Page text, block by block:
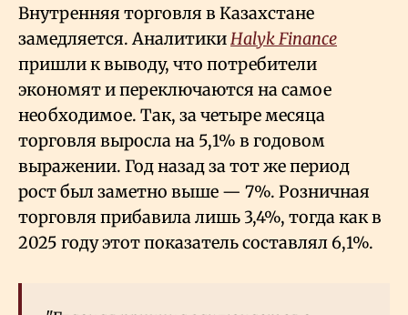
О нас
Все новости
Внутренняя торговля в Казахстане
замедляется. АналитикиHalyk Finance
пришли к выводу, что потребители
экономят и переключаются на самое
необходимое. Так, за четыре месяца
торговля выросла на 5,1% в годовом
выражении. Год назад за тот же период
рост был заметно выше — 7%. Розничная
торговля прибавила лишь 3,4%, тогда как в
2025 году этот показатель составлял 6,1%.